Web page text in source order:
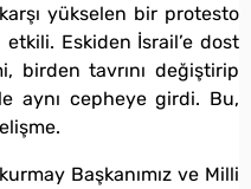
yükselen bir protesto
Eskiden İsrail’e dost
birden tavrını değiştirip
aynı cepheye girdi. Bu,
Başkanımız ve Milli